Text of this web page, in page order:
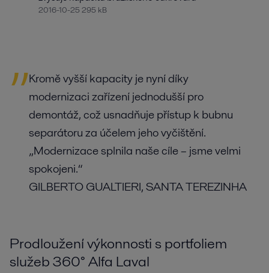
2016-10-25 295 kB
Kromě vyšší kapacity je nyní díky
modernizaci zařízení jednodušší pro
demontáž, což usnadňuje přístup k bubnu
separátoru za účelem jeho vyčištění.
„Modernizace splnila naše cíle – jsme velmi
spokojeni.“
GILBERTO GUALTIERI, SANTA TEREZINHA
Prodloužení výkonnosti s portfoliem
služeb 360° Alfa Laval